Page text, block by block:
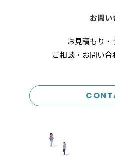
お問い
お見積もり
ご相談・お問い合